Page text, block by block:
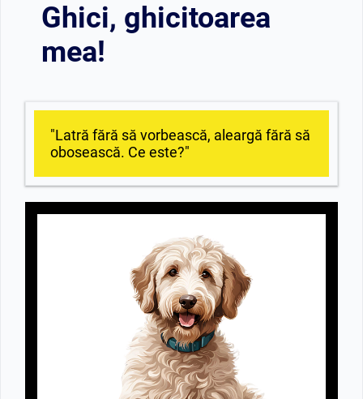
Ghici, ghicitoarea
mea!
"Latră fără să vorbească, aleargă fără să
obosească. Ce este?"